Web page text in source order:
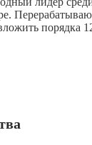
порядка